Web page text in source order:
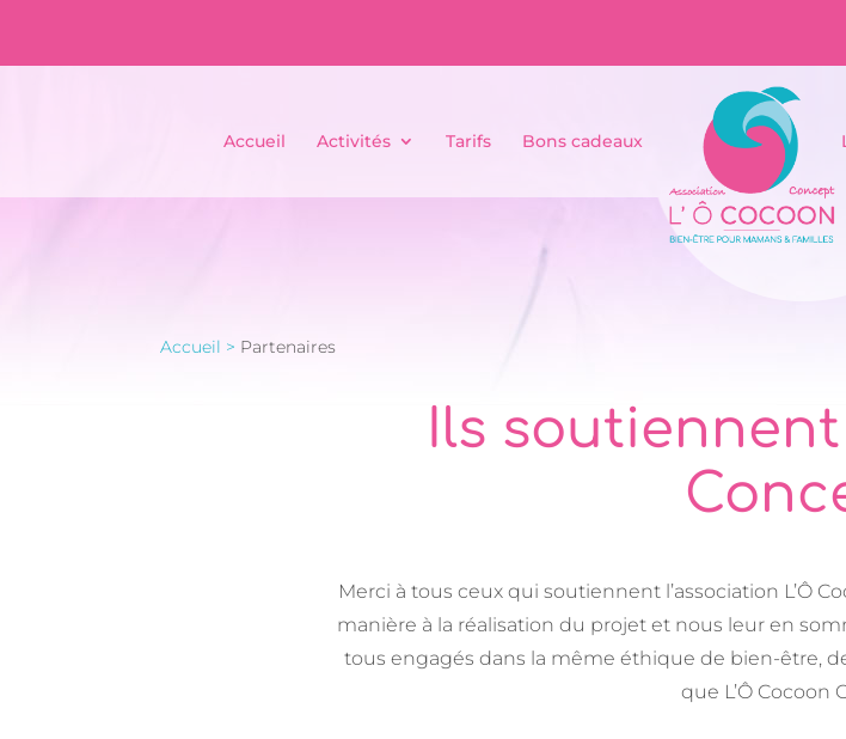
Accueil Activités Tarifs Bons cadeaux
Accueil > Partenaires
Ils soutiennent
Merci à tous ceux qui soutiennent l’association L’Ô
manière à la réalisation du projet et nous leur en
tous engagés dans la même éthique de bien-être,
que L’Ô Cocoon